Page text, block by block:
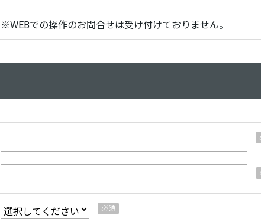
※WEBでの操作のお問合せは受け付けておりません。